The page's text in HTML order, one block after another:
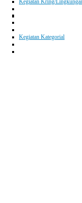
Kegiatan Kring/
Kegiatan Kategorial